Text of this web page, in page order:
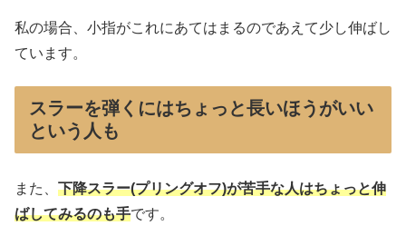
私の場合、小指がこれにあてはまるのであえて少し伸ばし
ています。
スラーを弾くにはちょっと長いほうがいい
という人も
また、 下降スラー(プリングオフ)が苦手な人はちょっと伸
ばしてみるのも手です。